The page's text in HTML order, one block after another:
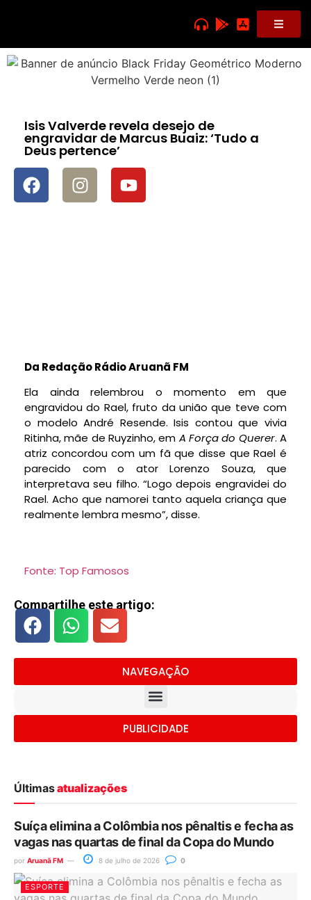
Isis Valverde revela desejo de
engravidar de Marcus Buaiz: ‘Tudo a
Deus pertence’
Da Redação Rádio Aruanã FM
Ela ainda relembrou o momento em que
engravidou do Rael, fruto da união que teve com
o modelo André Resende. Isis contou que vivia
Ritinha, mãe de Ruyzinho, em A Força do Querer. A
atriz concordou com um fã que disse que Rael é
parecido com o ator Lorenzo Souza, que
interpretava seu filho. “Logo depois engravidei do
Rael. Acho que namorei tanto aquela criança que
realmente lembra mesmo”, disse.
Fonte: Top Famosos
Compartilhe este artigo:
NAVEGAÇÃO
PUBLICIDADE
Últimasatualizações
Suíça elimina a Colômbia nos pênaltis e fecha as
vagas nas quartas de final da Copa do Mundo
por Aruanã FM 8 de julho de 2026 0
ESPORTE